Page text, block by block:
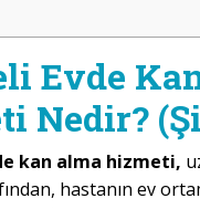
Evde
Nedir?
kan alma hizmeti,
hastanın ev